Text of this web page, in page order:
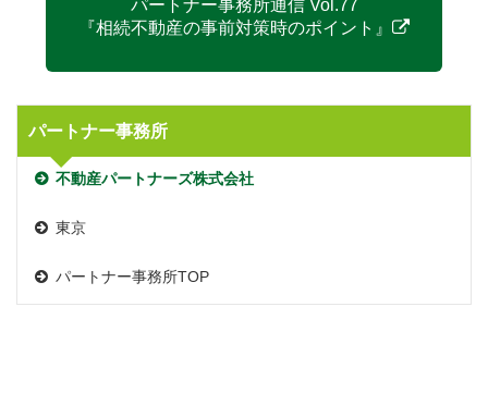
パートナー事務所通信 Vol.77
『相続不動産の事前対策時のポイント』
パートナー事務所
不動産パートナーズ株式会社
東京
パートナー事務所TOP